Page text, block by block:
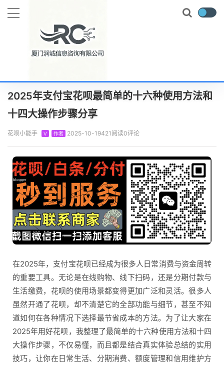
当前位置： 首页 知识百科
2025年支付宝花呗最简单的十六种使用方法和
十四大操作步骤分享
花呗小能手 V 作者 2025-10-19421阅读0评论
在2025年，支付宝花呗已经成为很多人日常消费与资金周转
的重要工具。无论是在线购物、线下扫码，还是分期付款与
生活缴费，花呗的使用场景都变得更加广泛和灵活。很多人
虽然开通了花呗，却不清楚它的全部功能与细节，甚至不知
道如何在各种情况下选择最节省成本的方法。为了让大家在
2025年用好花呗，我整理了最简单的十六种使用方法和十四
大操作步骤，不仅易懂，而且都是结合真实体验总结的实用
技巧，让你在日常生活、分期消费、额度管理和信用维护方